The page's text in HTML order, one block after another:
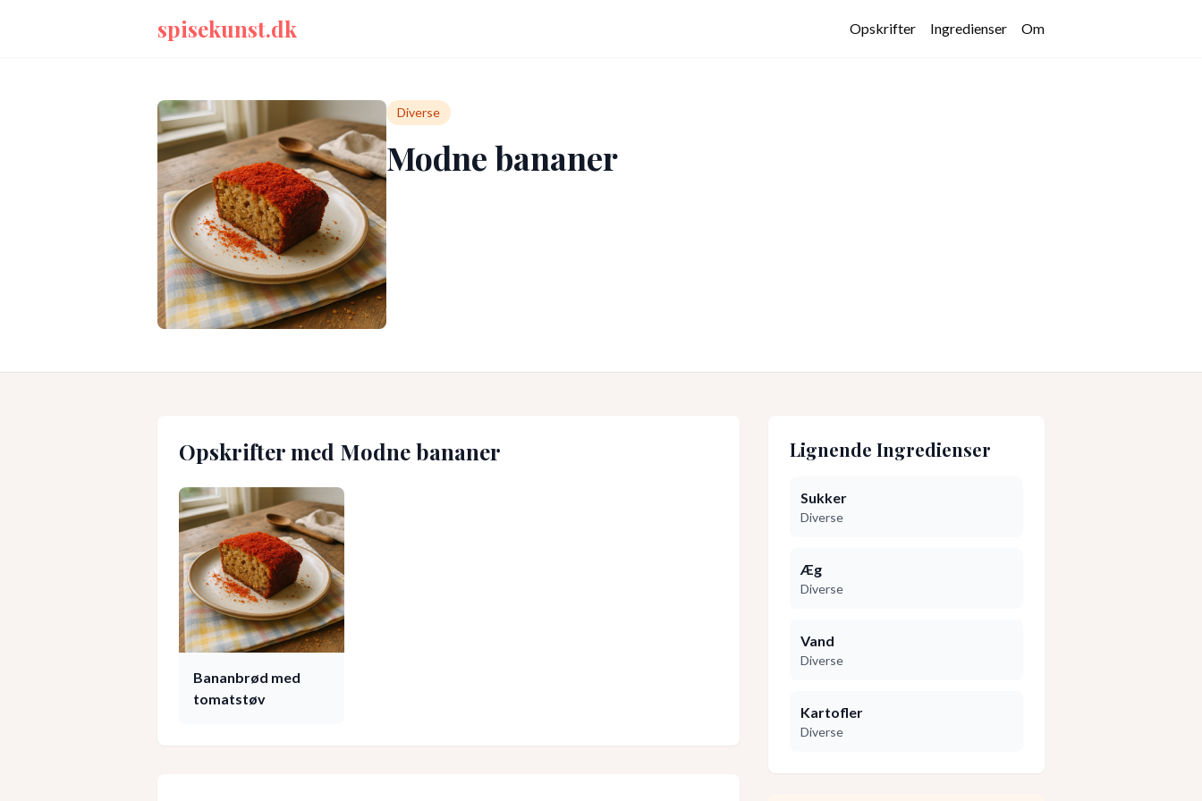
spisekunst.dk Opskrifter Ingredienser Om
Diverse
Modne bananer
Opskrifter med Modne bananer
Bananbrød med
tomatstøv
Lignende Ingredienser
Sukker
Diverse
Æg
Diverse
Vand
Diverse
Kartofler
Diverse